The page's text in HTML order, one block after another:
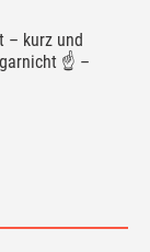
– kurz und
☝ –